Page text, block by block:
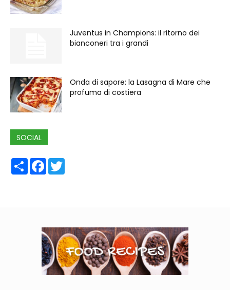
Juventus in Champions: il ritorno dei
bianconeri tra i grandi
Onda di sapore: la Lasagna di Mare che
profuma di costiera
SOCIAL
ShareFacebook